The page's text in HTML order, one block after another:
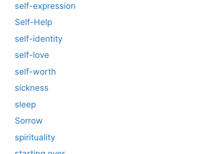
self-expression
Self-Help
self-identity
self-love
self-worth
sickness
sleep
Sorrow
spirituality